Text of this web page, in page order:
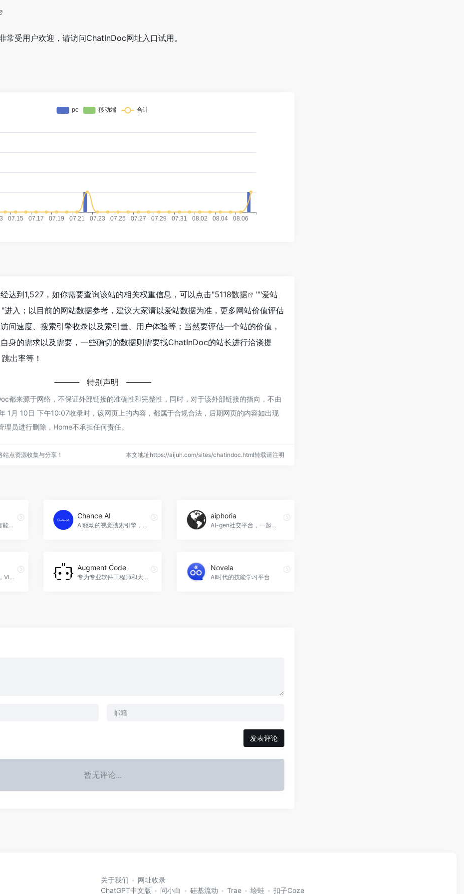
常受用户欢迎，请访问ChatInDoc网址入口试用。
达到1,527，如你需要查询该站的相关权重信息，可以点击"5118数据 ""爱站
"进入；以目前的网站数据参考，建议大家请以爱站数据为准，更多网站价值评估
问速度、搜索引擎收录以及索引量、用户体验等；当然要评估一个站的价值，
身的需求以及需要，一些确切的数据则需要找ChatInDoc的站长进行洽谈提
出率等！
特别声明
都来源于网络，不保证外部链接的准确性和完整性，同时，对于该外部链接的指向，不由
1月 10日 下午10:07收录时，该网页上的内容，都属于合规合法，后期网页的内容如出现
员进行删除，Home不承担任何责任。
点资源收集与分享！ 本文地址https://aijuh.com/sites/chatindoc.html转载请注明
BetterTravel是一款智能旅游计划助手，BetterTravel官网入口网址
Chance AI
AI驱动的视觉搜索引擎，探索视觉故事。
aiphoria
AI-gen社交平台，一起创造和分享AI内容，aiphoria官网入口网址
AI视频文档翻译软件，VIDBY官网入口网址
Augment Code
专为专业软件工程师和大型代码库设计的人工智能开发助手。
Novela
AI时代的技能学习平台
发表评论
暂无评论...
关于我们
网址收录
ChatGPT中文版
问小白 硅基流动 Trae 绘蛙 扣子Coze